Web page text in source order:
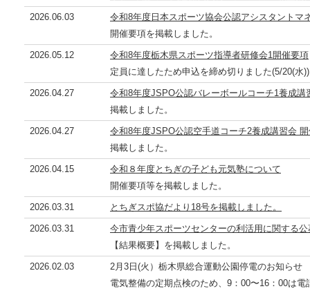
2026.06.03
令和8年度日本スポーツ協会公認アシスタントマ
開催要項を掲載しました。
2026.05.12
令和8年度栃木県スポーツ指導者研修会1開催要項
定員に達したため申込を締め切りました(5/20(水
2026.04.27
令和8年度JSPO公認バレーボールコーチ1養成講
掲載しました。
2026.04.27
令和8年度JSPO公認空手道コーチ2養成講習会
掲載しました。
2026.04.15
令和８年度とちぎの子ども元気塾について
開催要項等を掲載しました。
2026.03.31 とちぎスポ協だより18号を掲載しました。
2026.03.31
今市青少年スポーツセンターの利活用に関する
【結果概要】を掲載しました。
2026.02.03
2月3日(火）栃木県総合運動公園停電のお知ら
電気整備の定期点検のため、9：00〜16：00は電